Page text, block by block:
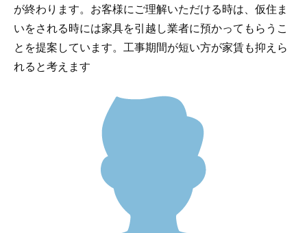
が終わります。お客様にご理解いただける時は、仮住ま
いをされる時には家具を引越し業者に預かってもらうこ
とを提案しています。工事期間が短い方が家賃も抑えら
れると考えます